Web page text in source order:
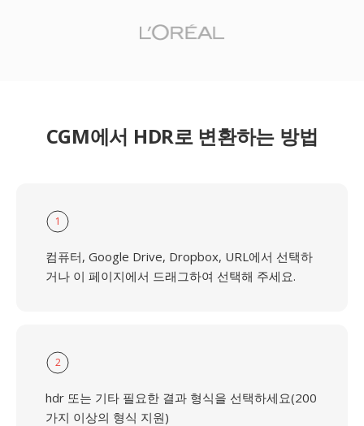
CGM에서 HDR로 변환하는 방법
1
컴퓨터, Google Drive, Dropbox, URL에서 선택하
거나 이 페이지에서 드래그하여 선택해 주세요.
2
hdr 또는 기타 필요한 결과 형식을 선택하세요(200
가지 이상의 형식 지원)